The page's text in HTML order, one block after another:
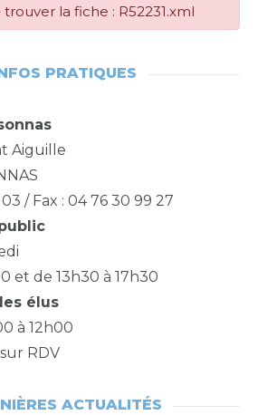
la fiche : R52231.xml
PRATIQUES
Aiguille
03 / Fax : 04 76 30 99 27
et de 13h30 à 17h30
élus
à 12h00
RDV
ACTUALITÉS